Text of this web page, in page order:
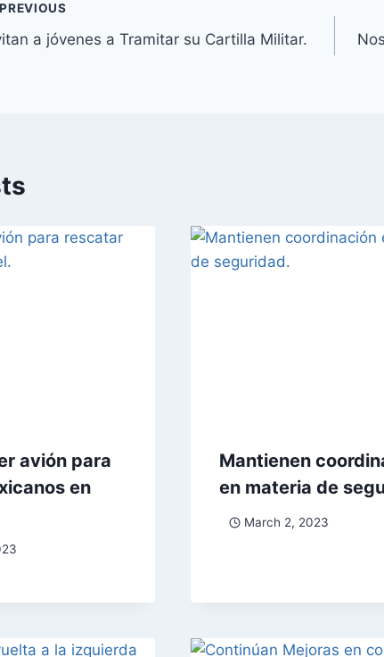
PREVIOUS
a jóvenes a Tramitar su Cartilla Militar.
avión para
en
Mantienen
en materia de
March 2, 2023